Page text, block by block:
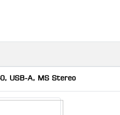
USB-A, MS Stereo